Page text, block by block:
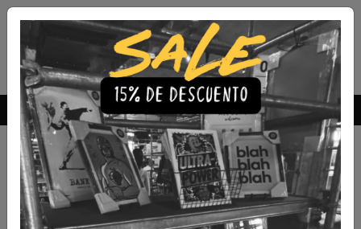
Envío Gratis a todo Chile comprando 3 o más productos